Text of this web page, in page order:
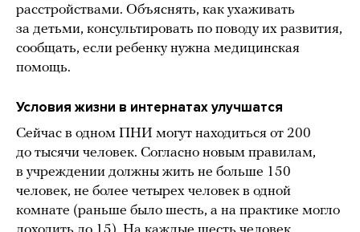
расстройствами. Объяснять, как ухаживать
за детьми, консультировать по поводу их развития,
сообщать, если ребенку нужна медицинская
помощь.
Условия жизни в интернатах улучшатся
Сейчас в одном ПНИ могут находиться от 200
до тысячи человек. Согласно новым правилам,
в учреждении должны жить не больше 150
человек, не более четырех человек в одной
комнате (раньше было шесть, а на практике могло